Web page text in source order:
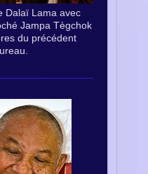
Dalaï Lama avec
Jampa Tègchok
du précédent